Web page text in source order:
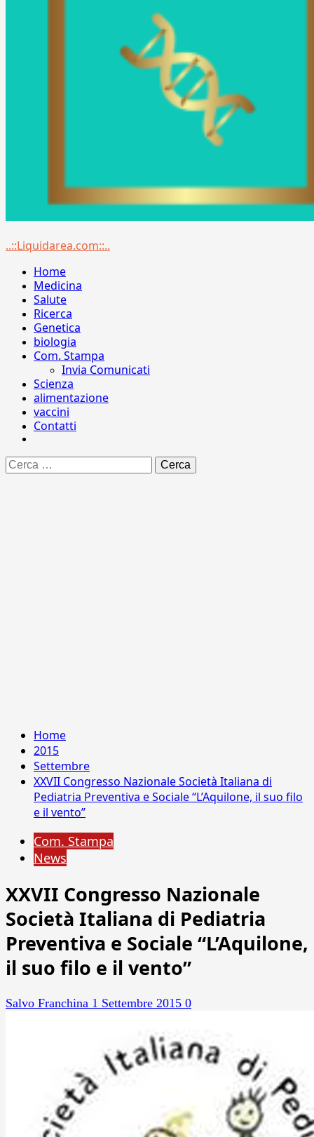
Menu
..::Liquidarea.com::..
Home
Medicina
Salute
Ricerca
Genetica
biologia
Com. Stampa
Invia Comunicati
Scienza
alimentazione
vaccini
Contatti
Ricerca
per:
Home
2015
Settembre
XXVII Congresso Nazionale Società Italiana di
Pediatria Preventiva e Sociale “L’Aquilone, il suo filo
e il vento”
Com. Stampa
News
XXVII Congresso Nazionale
Società Italiana di Pediatria
Preventiva e Sociale “L’Aquilone,
il suo filo e il vento”
Salvo Franchina 1 Settembre 2015 0